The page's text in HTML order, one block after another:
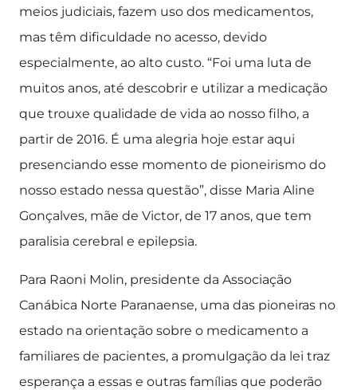
meios judiciais, fazem uso dos medicamentos,
mas têm dificuldade no acesso, devido
especialmente, ao alto custo. “Foi uma luta de
muitos anos, até descobrir e utilizar a medicação
que trouxe qualidade de vida ao nosso filho, a
partir de 2016. É uma alegria hoje estar aqui
presenciando esse momento de pioneirismo do
nosso estado nessa questão”, disse Maria Aline
Gonçalves, mãe de Victor, de 17 anos, que tem
paralisia cerebral e epilepsia.
Para Raoni Molin, presidente da Associação
Canábica Norte Paranaense, uma das pioneiras no
estado na orientação sobre o medicamento a
familiares de pacientes, a promulgação da lei traz
esperança a essas e outras famílias que poderão